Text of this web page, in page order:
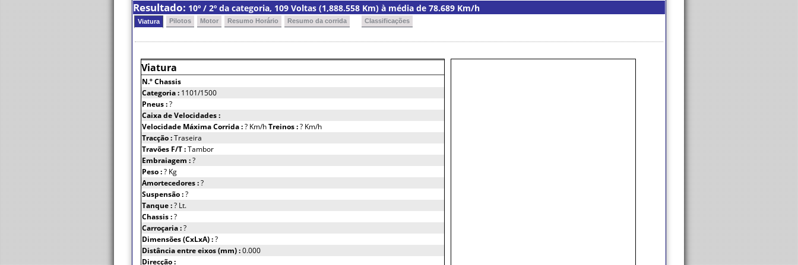
Resultado: 10º / 2º da categoria, 109 Voltas (1,888.558 Km) à média de 78.689 Km/h
Viatura Pilotos Motor Resumo Horário Resumo da corrida Classificações
Viatura
N.º Chassis
Categoria : 1101/1500
Pneus :?
Caixa de Velocidades :
Velocidade Máxima Corrida :? Km/hTreinos :? Km/h
Tracção :Traseira
Travões F/T :Tambor
Embraiagem :?
Peso :? Kg
Amortecedores :?
Suspensão :?
Tanque :? Lt.
Chassis :?
Carroçaria :?
Dimensões (CxLxA) :?
Distância entre eixos (mm) :0.000
Direcção :